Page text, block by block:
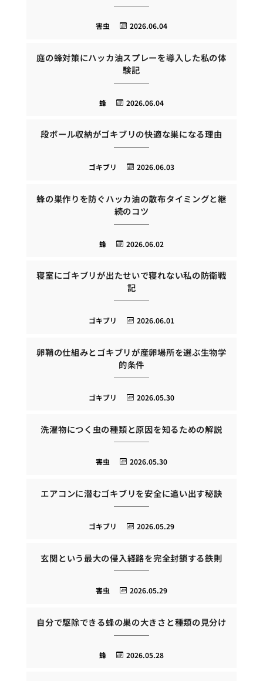
2026.06.04
害虫
庭の蜂対策にハッカ油スプレーを導入した私の体
験記
2026.06.04
蜂
段ボール収納がゴキブリの快適な巣になる理由
2026.06.03
ゴキブリ
蜂の巣作りを防ぐハッカ油の散布タイミングと継
続のコツ
2026.06.02
蜂
寝室にゴキブリが出たせいで寝れない私の防衛戦
記
2026.06.01
ゴキブリ
卵鞘の仕組みとゴキブリが産卵場所を選ぶ生物学
的条件
2026.05.30
ゴキブリ
洗濯物につく虫の種類と原因を知るための解説
2026.05.30
害虫
エアコンに潜むゴキブリを安全に追い出す秘訣
2026.05.29
ゴキブリ
玄関という最大の侵入経路を完全封鎖する鉄則
2026.05.29
害虫
自分で駆除できる蜂の巣の大きさと種類の見分け
2026.05.28
蜂